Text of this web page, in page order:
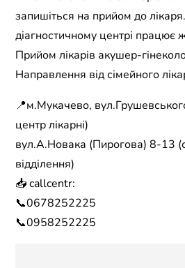
запишіться на прийом до
діагностичному центрі працює
Прийом лікарів акушер-
Направлення від сімейного
📍м.Мукачево,
центр лікарні)
вул.А.Новака (Пирогова) 8-13
відділення)
📥 callcentr:
📞0678252225
📞0958252225